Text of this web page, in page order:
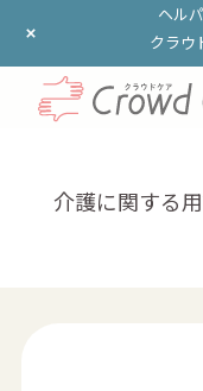
ヘル
クラウ
ヘル
クラウ
介護に関する